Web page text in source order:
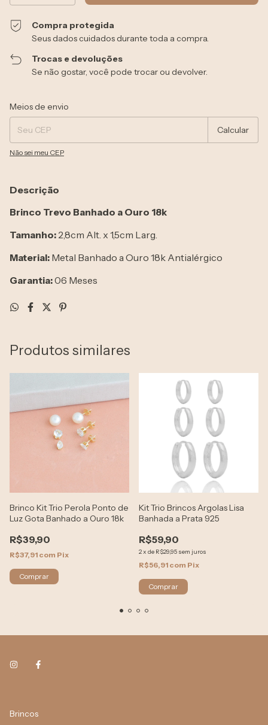
Compra protegida
Seus dados cuidados durante toda a compra.
Trocas e devoluções
Se não gostar, você pode trocar ou devolver.
Entregas para o CEP:
Meios de envio
Calcular
Não sei meu CEP
Descrição
Brinco Trevo Banhado a Ouro 18k
Tamanho: 2,8cm Alt. x 1,5cm Larg.
Material: Metal Banhado a Ouro 18k Antialérgico
Garantia:06 Meses
Produtos similares
Brinco Kit Trio Perola Ponto de
Luz Gota Banhado a Ouro 18k
R$39,90
R$37,91 com Pix
Kit Trio Brincos Argolas Lisa
Banhada a Prata 925
R$59,90
2x de R$29,95 sem juros
R$56,91 com Pix
Brincos